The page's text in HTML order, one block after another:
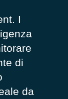
I
di
da